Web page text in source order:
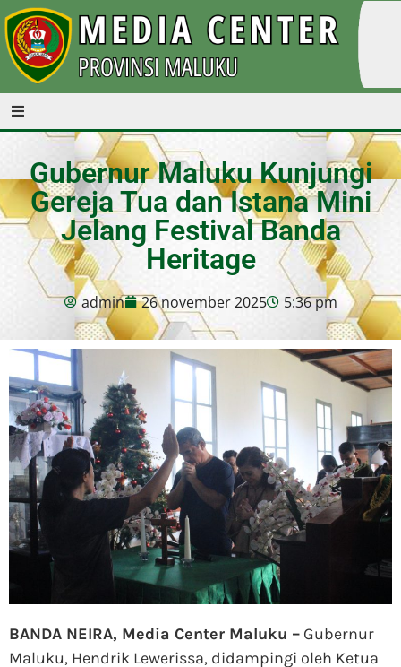
Gubernur Maluku Kunjungi
Gereja Tua dan Istana Mini
Jelang Festival Banda
Heritage
admin 26 november 2025 5:36 pm
BANDA NEIRA, Media Center Maluku – Gubernur
Maluku, Hendrik Lewerissa, didampingi oleh Ketua